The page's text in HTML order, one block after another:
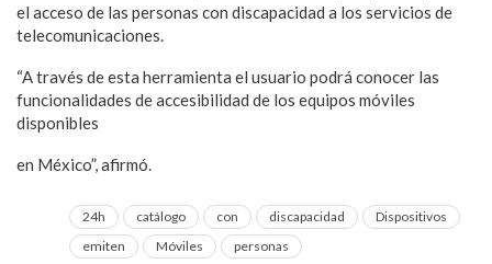
el acceso de las personas con discapacidad a los servicios de
telecomunicaciones.
“A través de esta herramienta el usuario podrá conocer las
funcionalidades de accesibilidad de los equipos móviles
disponibles
en México”, afirmó.
24h catálogo con discapacidad
Dispositivos
emiten
Móviles personas